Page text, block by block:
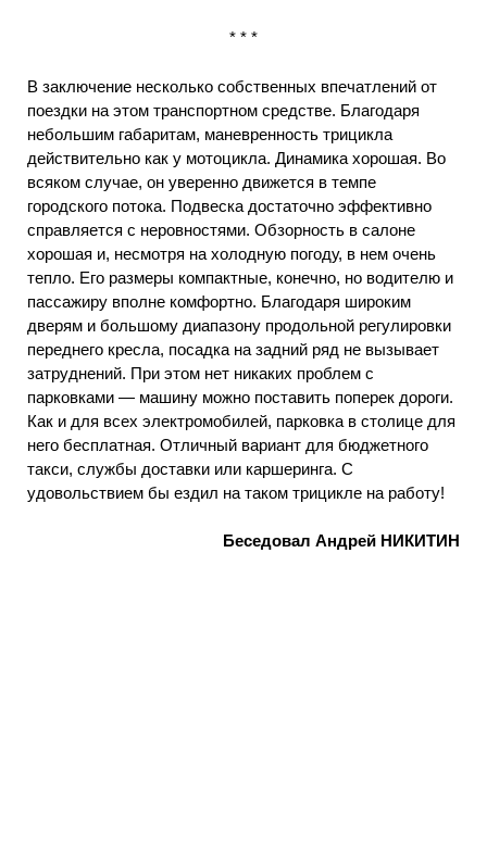
* * *
В заключение несколько собственных впечатлений от
поездки на этом транспортном средстве. Благодаря
небольшим габаритам, маневренность трицикла
действительно как у мотоцикла. Динамика хорошая. Во
всяком случае, он уверенно движется в темпе
городского потока. Подвеска достаточно эффективно
справляется с неровностями. Обзорность в салоне
хорошая и, несмотря на холодную погоду, в нем очень
тепло. Его размеры компактные, конечно, но водителю и
пассажиру вполне комфортно. Благодаря широким
дверям и большому диапазону продольной регулировки
переднего кресла, посадка на задний ряд не вызывает
затруднений. При этом нет никаких проблем с
парковками — машину можно поставить поперек дороги.
Как и для всех электромобилей, парковка в столице для
него бесплатная. Отличный вариант для бюджетного
такси, службы доставки или каршеринга. С
удовольствием бы ездил на таком трицикле на работу!
Беседовал Андрей НИКИТИН